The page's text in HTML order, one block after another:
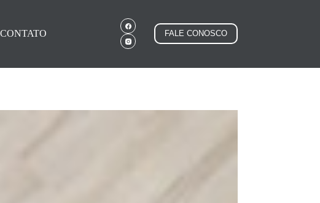
CONTATO FALE CONOSCO